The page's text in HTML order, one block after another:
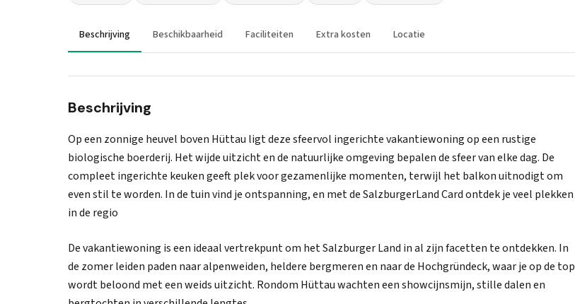
Beschrijving Beschikbaarheid Faciliteiten Extra kosten Locatie
Beschrijving
Op een zonnige heuvel boven Hüttau ligt deze sfeervol ingerichte vakantiewoning op een rustige
biologische boerderij. Het wijde uitzicht en de natuurlijke omgeving bepalen de sfeer van elke dag. De
compleet ingerichte keuken geeft plek voor gezamenlijke momenten, terwijl het balkon uitnodigt om
even stil te worden. In de tuin vind je ontspanning, en met de SalzburgerLand Card ontdek je veel plekken
in de regio
De vakantiewoning is een ideaal vertrekpunt om het Salzburger Land in al zijn facetten te ontdekken. In
de zomer leiden paden naar alpenweiden, heldere bergmeren en naar de Hochgründeck, waar je op de top
wordt beloond met een weids uitzicht. Rondom Hüttau wachten een showcijnsmijn, stille dalen en